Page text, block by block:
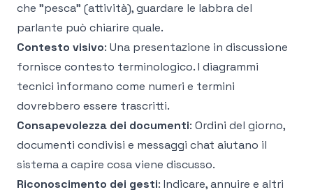
che "pesca" (attività), guardare le labbra del
parlante può chiarire quale.
Contesto visivo: Una presentazione in discussione
fornisce contesto terminologico. I diagrammi
tecnici informano come numeri e termini
dovrebbero essere trascritti.
Consapevolezza dei documenti: Ordini del giorno,
documenti condivisi e messaggi chat aiutano il
sistema a capire cosa viene discusso.
Riconoscimento dei gesti: Indicare, annuire e altri